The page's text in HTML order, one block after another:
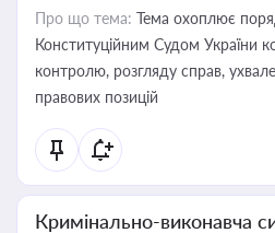
Про що тема: Тема охоплює
Конституційним Судом України
контролю, розгляду справ,
правових позицій
Кримінально-виконавча